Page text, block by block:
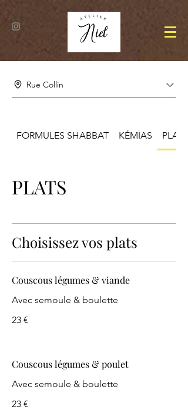
Rue Collin
FORMULES SHABBAT KÉMIAS PLATS
PLATS
Choisissez vos plats
Couscous légumes & viande
Avec semoule & boulette
23 €
Couscous légumes & poulet
Avec semoule & boulette
23 €